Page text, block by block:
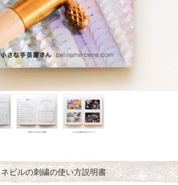
ビルの刺繍の使い方説明書